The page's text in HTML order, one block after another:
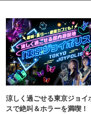
涼しく過ごせる東京ジョイ
スで絶叫＆ホラーを満喫！